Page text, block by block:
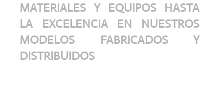
MATERIALES Y EQUIPOS HASTA
LA EXCELENCIA EN NUESTROS
MODELOS FABRICADOS Y
DISTRIBUIDOS